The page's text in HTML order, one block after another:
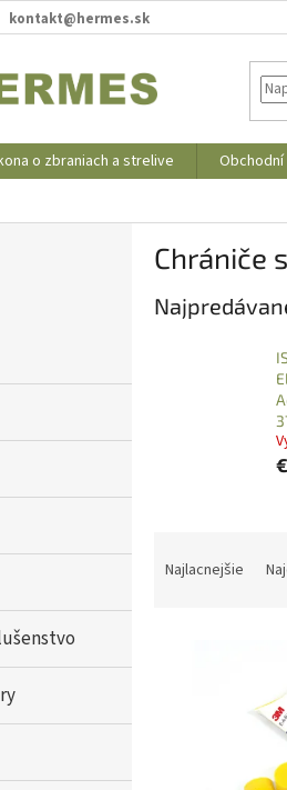
kontakt@hermes.sk
o zbraniach a strelive
Chrániče
Najlacnejšie
p